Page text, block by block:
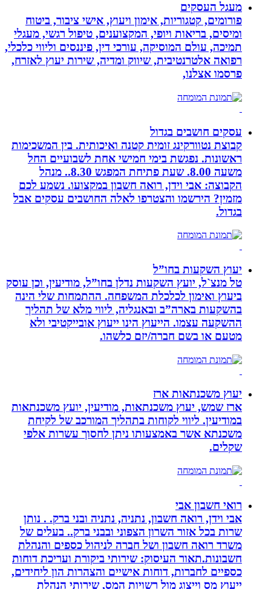
מעגל העסקים
פורומים, קטגוריות, אימון ויעוץ, אישי ציבור, ביטוח
ומיסים, בריאות ויופי, המקצוענים, טיפול רגשי, מעגלי
תמיכה, עולם המוסיקה, עורכי דין, פיננסים וליווי כלכלי,
רפואה אלטרנטיבית, שיווק ומדיה, שירות יעוץ לאזרח,
פרסמו אצלנו,
עסקים חושבים בגדול
קבוצת נטוורקינג זומית קטנה ואיכותית. בין המשכימות
ראשונות. נפגשת בימי חמישי אחת לשבועיים החל
משעה 8.00. שעת פתיחת המפגש 8.30.. מנהל
הקבוצה: אבי וידן, רואה חשבון במקצועו. נשמע לכם
מזמין? הירשמו והצטרפו לאלה החושבים עסקים אבל
בגדול.
יעוץ השקעות בחו”ל
טל מנצ`ל, יועץ השקעות נדלן בחו”ל, מודיעין, וכן עוסק
ביעוץ ואימון לכלכלת המשפחה. ההתמחות שלי הינה
בהשקעות בארה”ב ובאנגליה, ליווי מלא של תהליך
ההשקעה עצמו. הייעוץ הינו ייעוץ אובייקטיבי ולא
מטעם או בשם חברה/יזם כלשהו.
יעוץ משכנתאות ארז
ארז שמש, יעוץ משכנתאות, מודיעין, יועץ משכנתאות
במודיעין. ליווי לקוחות בתהליך המורכב של לקיחת
משכנתא אשר באמצעותו ניתן לחסוך עשרות אלפי
שקלים.
רואי חשבון אבי
אבי וידן, רואה חשבון, נתניה, נתניה ובני ברק. . נותן
שרות בכל אזור השרון הצפוני ובבני ברק.. בעלים של
משרד רואה חשבון ושל חברה לניהול כספים והנהלת
חשבונות.תאור העיסוק: שירותי ביקורת ועריכת דוחות
כספיים לחברות, דוחות אישיים והצהרות הון ליחידים,
ייעוץ מס וייצוג מול רשויות המס, שירותי הנהלת